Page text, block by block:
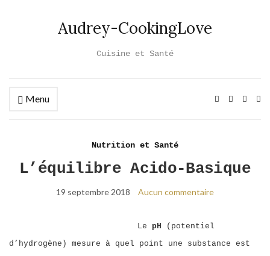
Audrey-CookingLove
Cuisine et Santé
Menu
Nutrition et Santé
L’équilibre Acido-Basique
19 septembre 2018 Aucun commentaire
Le pH (potentiel
d’hydrogène) mesure à quel point une substance est